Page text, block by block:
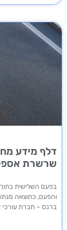
שרשרת
והפעם, כתוצאה
ברנס – חברת עורכי